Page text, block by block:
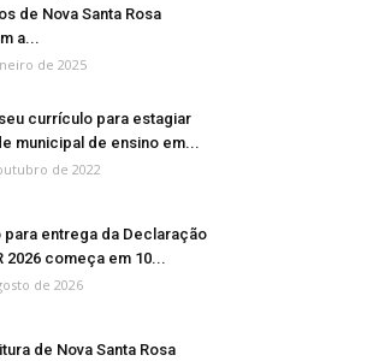
de Nova Santa Rosa
a...
de 2025
currículo para estagiar
municipal de ensino em...
de 2022
para entrega da Declaração
2026 começa em 10...
de 2026
de Nova Santa Rosa